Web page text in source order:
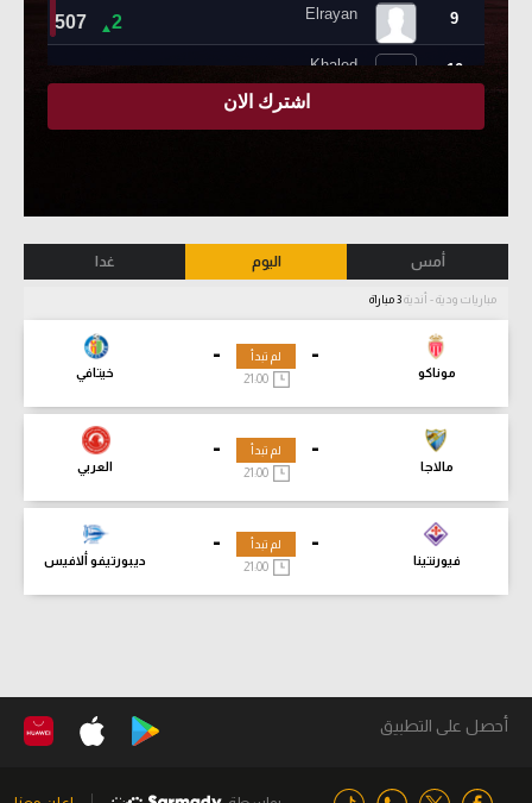
أمس اليوم غدا
مباريات ودية - أندية
-
موناكو
-
خيتافي
لم تبدأ
21:00
-
مالاجا
-
العربي
لم تبدأ
21:00
-
فيورنتينا
-
ديبورتيفو ألافيس
لم تبدأ
21:00
أحصل على التطبيق